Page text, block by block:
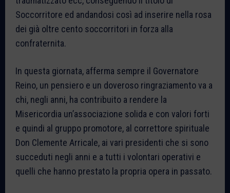
Soccorritore ed andandosi così ad inserire nella rosa
dei già oltre cento soccorritori in forza alla
confraternita.
In questa giornata, afferma sempre il Governatore
Reino, un pensiero e un doveroso ringraziamento va a
chi, negli anni, ha contribuito a rendere la
Misericordia un’associazione solida e con valori forti
e quindi al gruppo promotore, al correttore spirituale
Don Clemente Arricale, ai vari presidenti che si sono
succeduti negli anni e a tutti i volontari operativi e
quelli che hanno prestato la propria opera in passato.